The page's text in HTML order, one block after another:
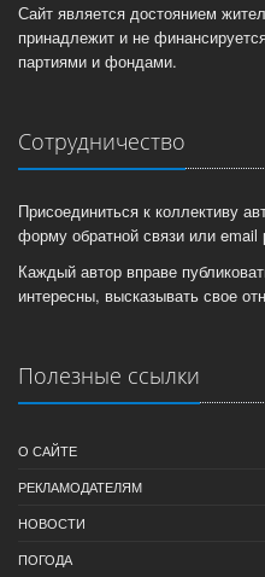
Сайт является достоянием
принадлежит и не
партиями и фондами.
Сотрудничество
Присоединиться к коллективу
форму обратной связи или email
Каждый автор вправе
интересны, высказывать свое
Полезные ссылки
О САЙТЕ
РЕКЛАМОДАТЕЛЯМ
НОВОСТИ
ПОГОДА